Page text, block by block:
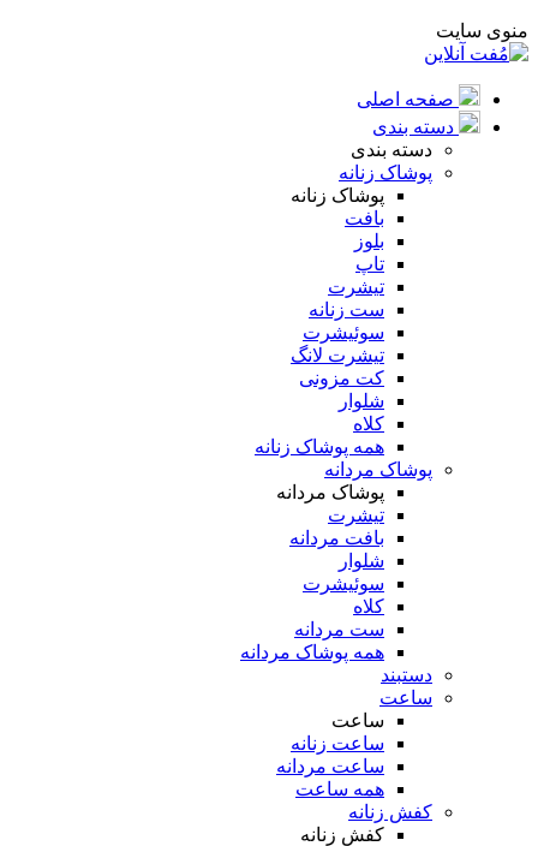
منوی سایت
صفحه اصلی
دسته بندی
دسته بندی
پوشاک زنانه
پوشاک زنانه
بافت
بلوز
تاپ
تیشرت
ست زنانه
سوئیشرت
تیشرت لانگ
کت مزونی
شلوار
کلاه
همه پوشاک زنانه
پوشاک مردانه
پوشاک مردانه
تیشرت
بافت مردانه
شلوار
سوئیشرت
کلاه
ست مردانه
همه پوشاک مردانه
دستبند
ساعت
ساعت
ساعت زنانه
ساعت مردانه
همه ساعت
کفش زنانه
کفش زنانه